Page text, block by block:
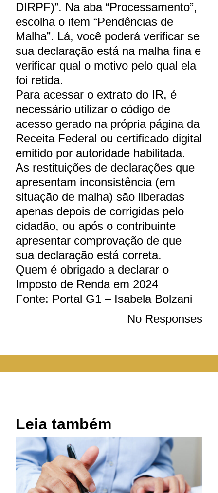
DIRPF)”. Na aba “Processamento”,
escolha o item “Pendências de
Malha”. Lá, você poderá verificar se
sua declaração está na malha fina e
verificar qual o motivo pelo qual ela
foi retida.
Para acessar o extrato do IR, é
necessário utilizar o código de
acesso gerado na própria página da
Receita Federal ou certificado digital
emitido por autoridade habilitada.
As restituições de declarações que
apresentam inconsistência (em
situação de malha) são liberadas
apenas depois de corrigidas pelo
cidadão, ou após o contribuinte
apresentar comprovação de que
sua declaração está correta.
Quem é obrigado a declarar o
Imposto de Renda em 2024
Fonte: Portal G1 – Isabela Bolzani
No Responses
Leia também